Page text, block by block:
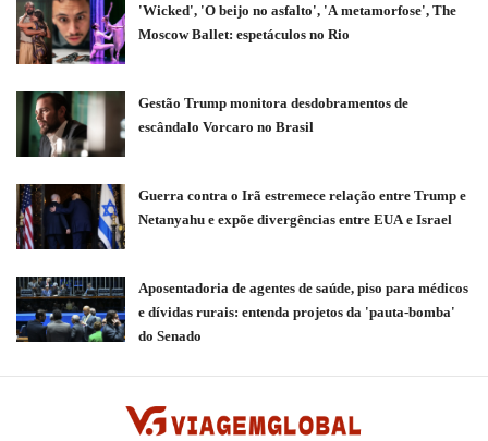
'Wicked', 'O beijo no asfalto', 'A metamorfose', The
Moscow Ballet: espetáculos no Rio
Gestão Trump monitora desdobramentos de
escândalo Vorcaro no Brasil
Guerra contra o Irã estremece relação entre Trump e
Netanyahu e expõe divergências entre EUA e Israel
Aposentadoria de agentes de saúde, piso para médicos
e dívidas rurais: entenda projetos da 'pauta-bomba'
do Senado